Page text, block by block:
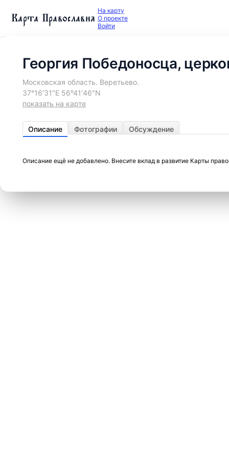
Карта Православия На карту
О проекте
Войти
Георгия Победоносца,
Московская область. Веретьево.
37°16′31″E 56°41′46″N
показать на карте
Описание Фотографии Обсуждение
Описание ещё не добавлено. Внесите вклад в развитие Карты